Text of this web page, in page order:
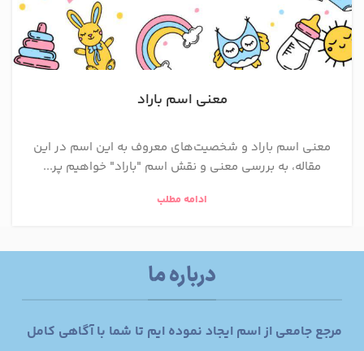
معنی اسم باراد
معنی اسم باراد و شخصیت‌های معروف به این اسم در این
مقاله، به بررسی معنی و نقش اسم "باراد" خواهیم پر...
ادامه مطلب
درباره ما
مرجع جامعی از اسم ایجاد نموده ایم تا شما با آگاهی کامل